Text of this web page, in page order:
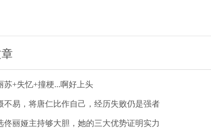
苏+失忆+撞梗...啊好上头
不易，将唐仁比作自己，经历失败仍是强者
佟丽娅主持够大胆，她的三大优势证明实力